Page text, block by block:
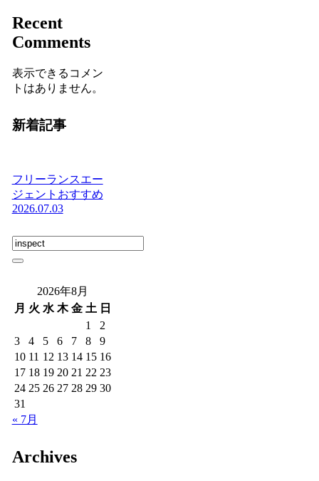
Recent
Comments
表示できるコメン
トはありません。
新着記事
フリーランスエー
ジェントおすすめ
2026.07.03
2026年8月
月 火 水 木 金 土 日
1
2
3
4 5 6 7 8
9
10 11 12 13 14 15 16
17 18 19 20 21 22 23
24 25 26 27 28 29 30
31
« 7月
Archives